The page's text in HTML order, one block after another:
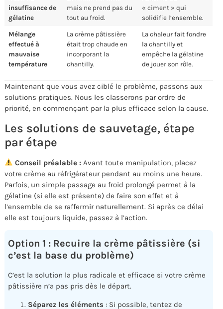
insuffisance de
gélatine
mais ne prend pas du
tout au froid.
« ciment » qui
solidifie l’ensemble.
Mélange
effectué à
mauvaise
température
La crème pâtissière
était trop chaude en
incorporant la
chantilly.
La chaleur fait fondre
la chantilly et
empêche la gélatine
de jouer son rôle.
Maintenant que vous avez ciblé le problème, passons aux
solutions pratiques. Nous les classerons par ordre de
priorité, en commençant par la plus efficace selon la cause.
Les solutions de sauvetage, étape
par étape
Conseil préalable : Avant toute manipulation, placez
votre crème au réfrigérateur pendant au moins une heure.
Parfois, un simple passage au froid prolongé permet à la
gélatine (si elle est présente) de faire son effet et à
l’ensemble de se raffermir naturellement. Si après ce délai
elle est toujours liquide, passez à l’action.
Option 1 : Recuire la crème pâtissière (si
c’est la base du problème)
C’est la solution la plus radicale et efficace si votre crème
pâtissière n’a pas pris dès le départ.
Séparez les éléments : Si possible, tentez de